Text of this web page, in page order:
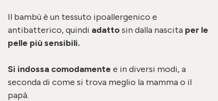
Il bambù è un tessuto ipoallergenico e
antibatterico, quindi adattosin dalla nascita per le
pelle più sensibili.
Si indossa comodamente e in diversi modi, a
seconda di come si trova meglio la mamma o il
papà.